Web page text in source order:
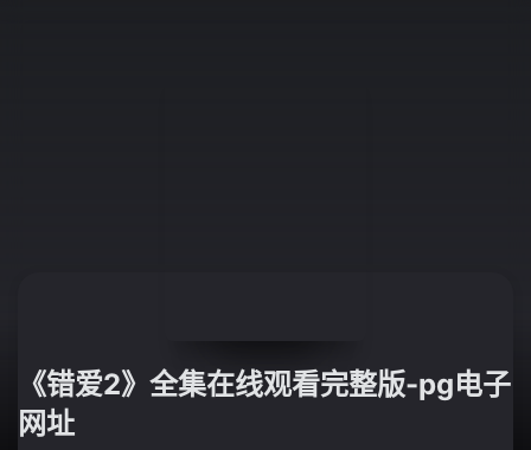
《错爱2》全集在线观看完整版-pg电子
网址